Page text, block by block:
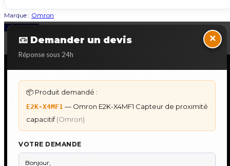
Marque : Omron
📧 Demander un devis
Réponse sous 24h
×
📦 Produit demandé :
E2K-X4MF1 — Omron E2K-X4MF1 Capteur de proximité
capacitif(Omron)
VOTRE DEMANDE
Back to Top
DÉPANNAGE AUTOMATES
Dépannage Schneider Modicon
Dépannage Mitsubishi Melsec